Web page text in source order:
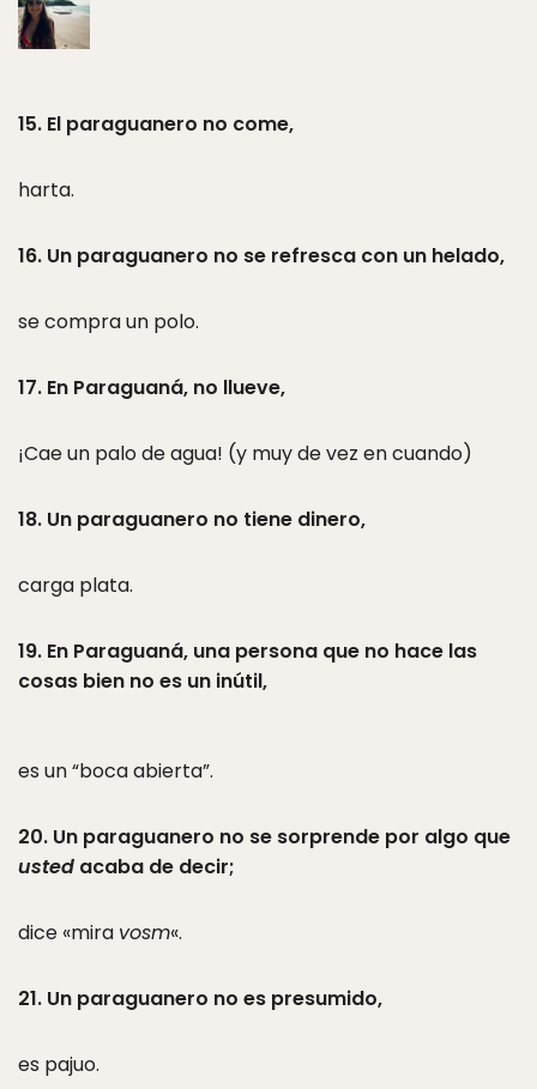
15. El paraguanero no come,
harta.
16. Un paraguanero no se refresca con un helado,
se compra un polo.
17. En Paraguaná, no llueve,
¡Cae un palo de agua! (y muy de vez en cuando)
18. Un paraguanero no tiene dinero,
carga plata.
19. En Paraguaná, una persona que no hace las
cosas bien no es un inútil,
es un “boca abierta”.
20. Un paraguanero no se sorprende por algo que
usted acaba de decir;
dice «mira vosm«.
21. Un paraguanero no es presumido,
es pajuo.